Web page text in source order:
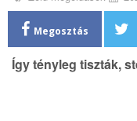
Megosztás
Így tényleg tiszták,